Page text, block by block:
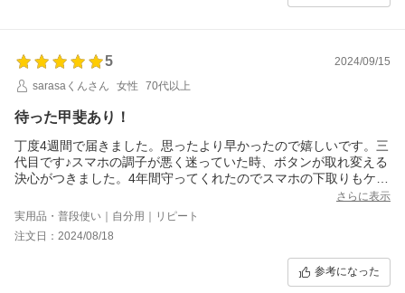
5
2024/09/15
sarasaくんさん
女性 70代以上
待った甲斐あり！
丁度4週間で届きました。思ったより早かったので嬉しいです。三
代目です♪スマホの調子が悪く迷っていた時、ボタンが取れ変える
決心がつきました。4年間守ってくれたのでスマホの下取りもケー
さらに表示
実用品・普段使い｜自分用｜リピート
注文日：2024/08/18
参考になった